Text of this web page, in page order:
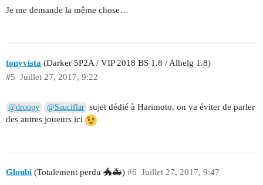
Je me demande la même chose…
tonyvista (Darker 5P2A / VIP 2018 BS 1.8 / Alhelg 1.8)
Juillet 27, 2017, 9:22
#5
@droopy @Sauciflar sujet dédié à Harimoto. on va éviter de parler
des autres joueurs ici
Gloubi (Totalement perdu 🐲🚑) Juillet 27, 2017, 9:47
#6